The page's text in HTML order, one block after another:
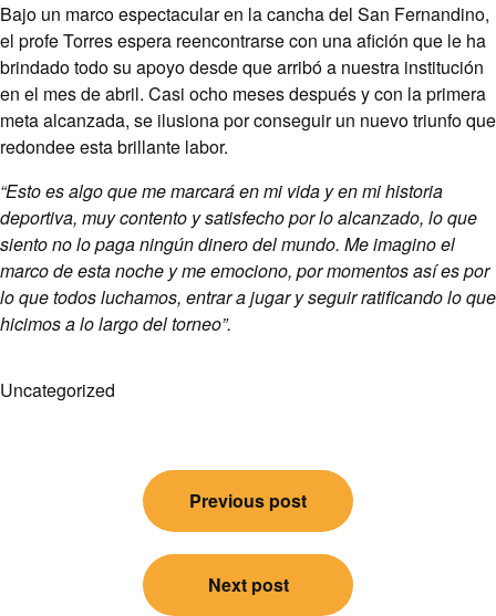
Bajo un marco espectacular en la cancha del San Fernandino,
el profe Torres espera reencontrarse con una afición que le ha
brindado todo su apoyo desde que arribó a nuestra institución
en el mes de abril. Casi ocho meses después y con la primera
meta alcanzada, se ilusiona por conseguir un nuevo triunfo que
redondee esta brillante labor.
“Esto es algo que me marcará en mi vida y en mi historia
deportiva, muy contento y satisfecho por lo alcanzado, lo que
siento no lo paga ningún dinero del mundo. Me imagino el
marco de esta noche y me emociono, por momentos así es por
lo que todos luchamos, entrar a jugar y seguir ratificando lo que
hicimos a lo largo del torneo”.
Uncategorized
Previous post
Next post